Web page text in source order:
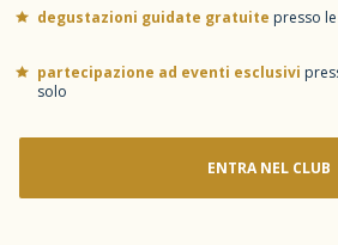
degustazioni guidate gratuite presso
partecipazione ad eventi esclusivi
solo
ENTRA NEL CLUB